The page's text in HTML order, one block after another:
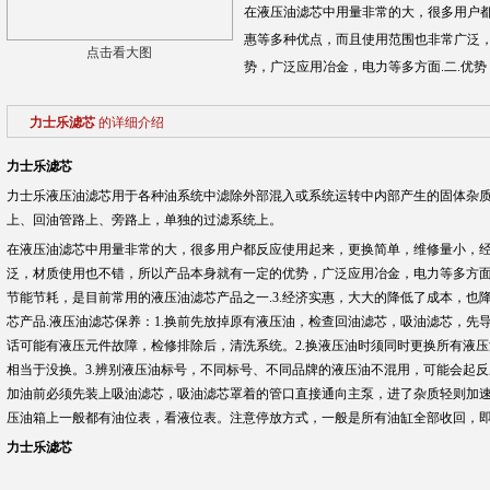
点击看大图
在液压油滤芯中用量非常的大，很多用户
惠等多种优点，而且使用范围也非常广泛
势，广泛应用冶金，电力等多方面.二.优
力士乐滤芯 的详细介绍
力士乐滤芯
力士乐液压油滤芯用于各种油系统中滤除外部混入或系统运转中内部产生的固体杂
上、回油管路上、旁路上，单独的过滤系统上。
在液压油滤芯中用量非常的大，很多用户都反应使用起来，更换简单，维修量小，
泛，材质使用也不错，所以产品本身就有一定的优势，广泛应用冶金，电力等多方
节能节耗，是目前常用的液压油滤芯产品之一.3.经济实惠，大大的降低了成本，也
芯产品.液压油滤芯保养：1.换前先放掉原有液压油，检查回油滤芯，吸油滤芯，先
话可能有液压元件故障，检修排除后，清洗系统。2.换液压油时须同时更换所有液
相当于没换。3.辨别液压油标号，不同标号、不同品牌的液压油不混用，可能会起
加油前必须先装上吸油滤芯，吸油滤芯罩着的管口直接通向主泵，进了杂质轻则加
压油箱上一般都有油位表，看液位表。注意停放方式，一般是所有油缸全部收回，
力士乐滤芯